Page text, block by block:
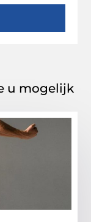
u mogelijk